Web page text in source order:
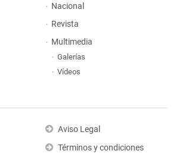
Nacional
Revista
Multimedia
Galerías
Vídeos
Aviso Legal
Términos y condiciones